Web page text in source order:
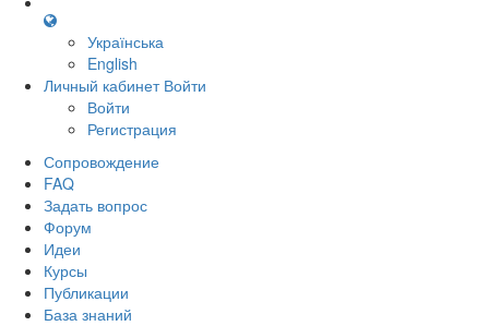
Українська
English
Личный кабинет Войти
Войти
Регистрация
Сопровождение
FAQ
Задать вопрос
Форум
Идеи
Курсы
Публикации
База знаний